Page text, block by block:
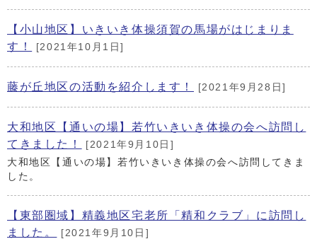
【小山地区】いきいき体操須賀の馬場がはじまりま
す！
[2021年10月1日]
藤が丘地区の活動を紹介します！ [2021年9月28日]
大和地区【通いの場】若竹いきいき体操の会へ訪問し
てきました！
[2021年9月10日]
大和地区【通いの場】若竹いきいき体操の会へ訪問してきま
した。
【東部圏域】精義地区宅老所「精和クラブ」に訪問し
ました。
[2021年9月10日]